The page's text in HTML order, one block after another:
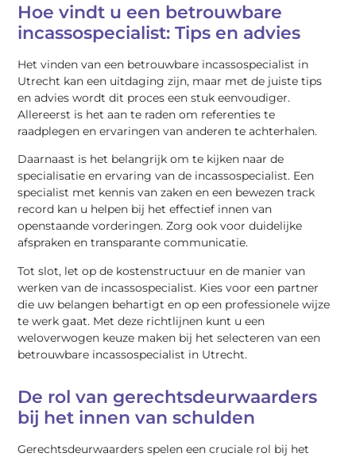
Hoe vindt u een betrouwbare
incassospecialist: Tips en advies
Het vinden van een betrouwbare incassospecialist in
Utrecht kan een uitdaging zijn, maar met de juiste tips
en advies wordt dit proces een stuk eenvoudiger.
Allereerst is het aan te raden om referenties te
raadplegen en ervaringen van anderen te achterhalen.
Daarnaast is het belangrijk om te kijken naar de
specialisatie en ervaring van de incassospecialist. Een
specialist met kennis van zaken en een bewezen track
record kan u helpen bij het effectief innen van
openstaande vorderingen. Zorg ook voor duidelijke
afspraken en transparante communicatie.
Tot slot, let op de kostenstructuur en de manier van
werken van de incassospecialist. Kies voor een partner
die uw belangen behartigt en op een professionele wijze
te werk gaat. Met deze richtlijnen kunt u een
weloverwogen keuze maken bij het selecteren van een
betrouwbare incassospecialist in Utrecht.
De rol van gerechtsdeurwaarders
bij het innen van schulden
Gerechtsdeurwaarders spelen een cruciale rol bij het